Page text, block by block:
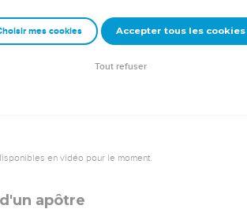
un piège pour mon frère, je ne
en vidéo pour le moment.
apôtre
mes cookies Accepter tous les cookies
Tout refuser